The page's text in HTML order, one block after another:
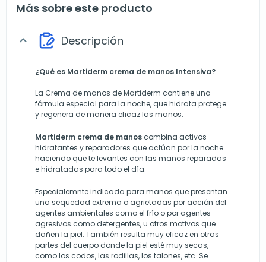
Más sobre este producto
expand_more Descripción
¿Qué es Martiderm crema de manos Intensiva?
La Crema de manos de Martiderm contiene una
fórmula especial para la noche, que hidrata protege
y regenera de manera eficaz las manos.
Martiderm crema de manos combina activos
hidratantes y reparadores que actúan por la noche
haciendo que te levantes con las manos reparadas
e hidratadas para todo el día.
Especialemnte indicada para manos que presentan
una sequedad extrema o agrietadas por acción del
agentes ambientales como el frío o por agentes
agresivos como detergentes, u otros motivos que
dañen la piel. También resulta muy eficaz en otras
partes del cuerpo donde la piel esté muy secas,
como los codos, las rodillas, los talones, etc. Se